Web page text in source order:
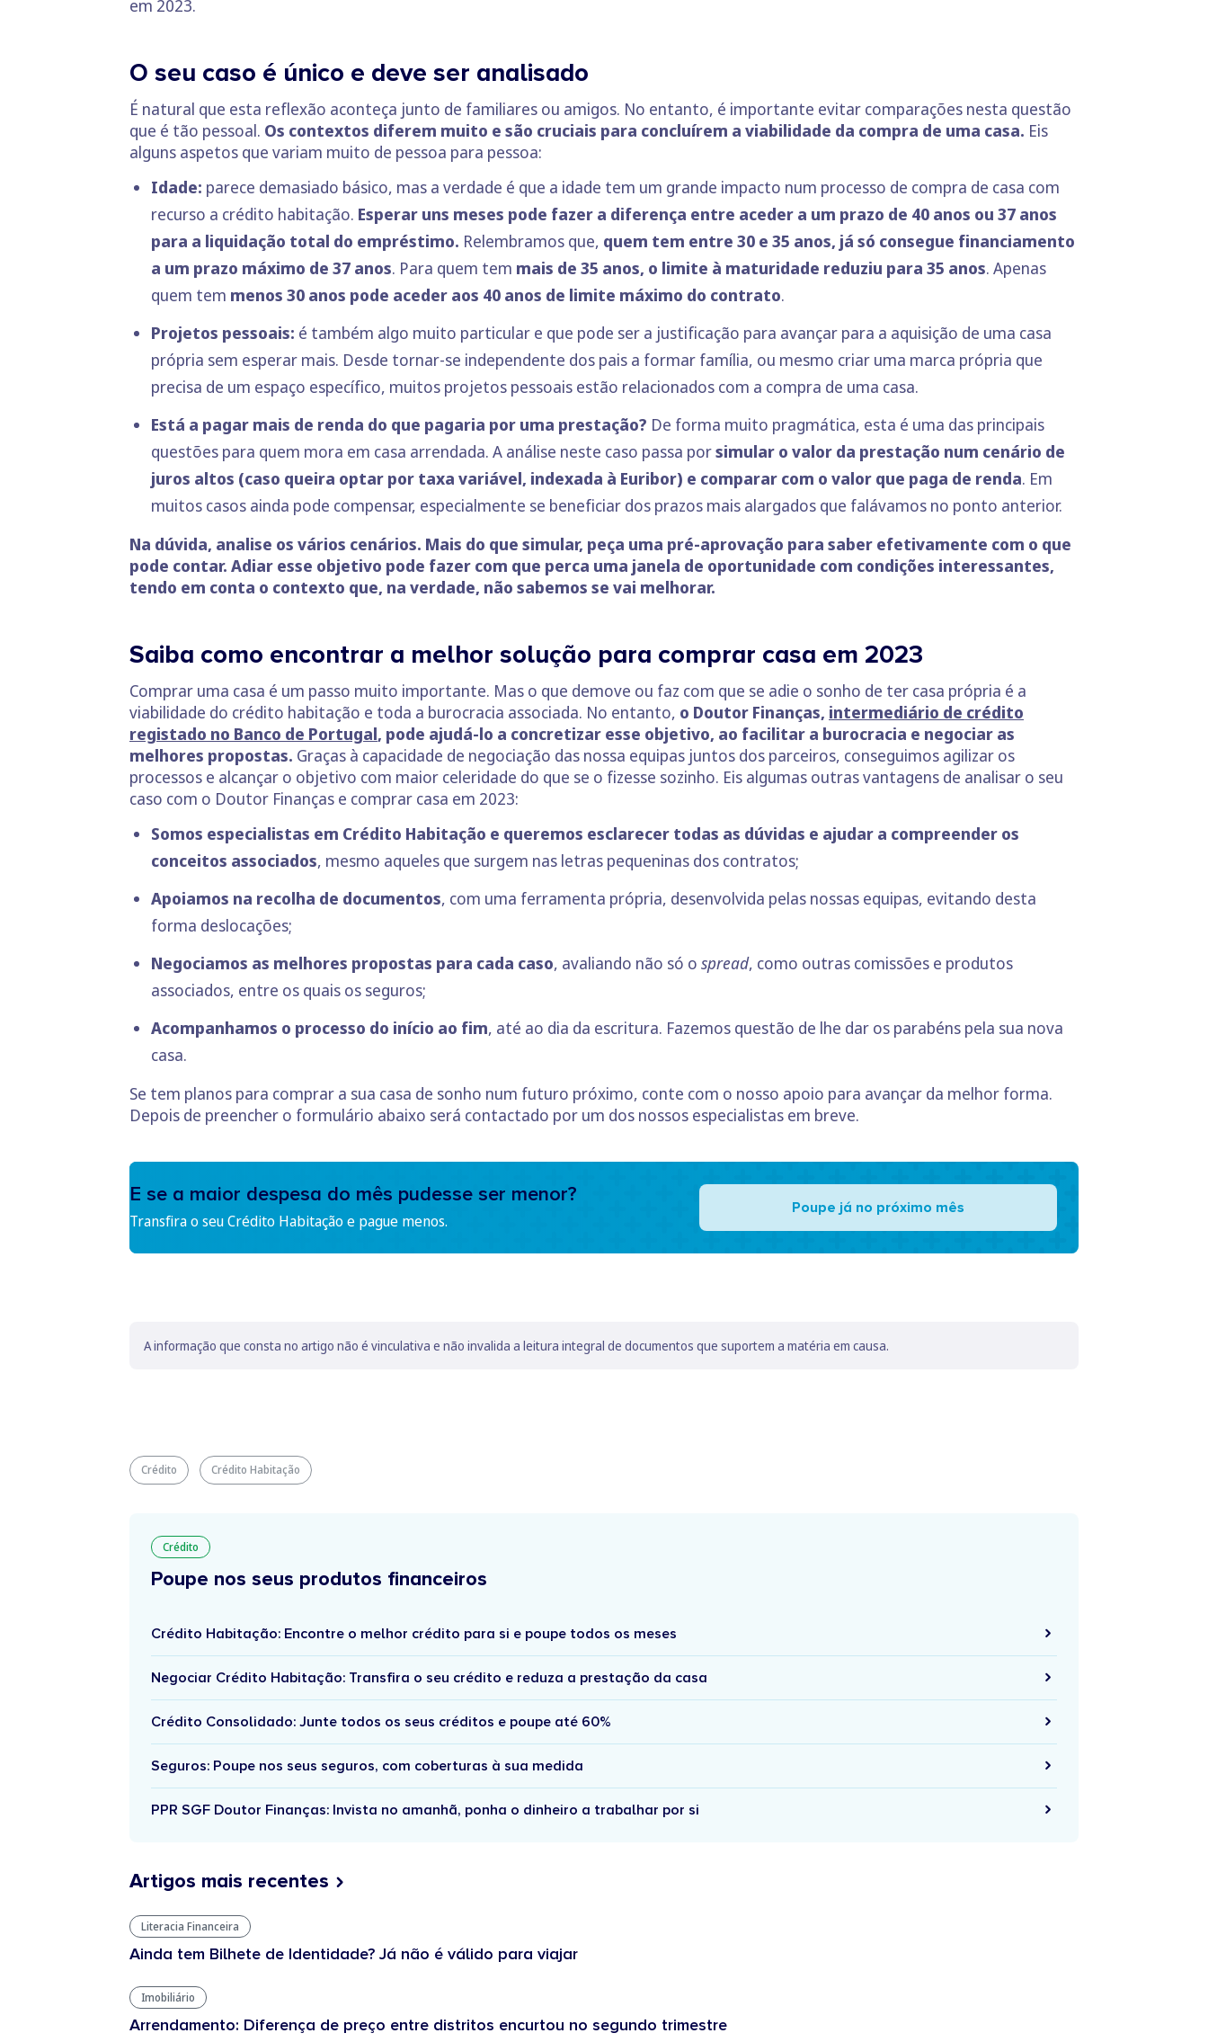
em 2023.
O seu caso é único e deve ser analisado
É natural que esta reflexão aconteça junto de familiares ou amigos. No entanto, é importante evitar comparações nesta questão
que é tão pessoal. Os contextos diferem muito e são cruciais para concluírem a viabilidade da compra de uma casa. Eis
alguns aspetos que variam muito de pessoa para pessoa:
Idade: parece demasiado básico, mas a verdade é que a idade tem um grande impacto num processo de compra de casa com
recurso a crédito habitação. Esperar uns meses pode fazer a diferença entre aceder a um prazo de 40 anos ou 37 anos
para a liquidação total do empréstimo. Relembramos que, quem tem entre 30 e 35 anos, já só consegue financiamento
a um prazo máximo de 37 anos. Para quem tem mais de 35 anos, o limite à maturidade reduziu para 35 anos. Apenas
quem tem menos 30 anos pode aceder aos 40 anos de limite máximo do contrato.
Projetos pessoais: é também algo muito particular e que pode ser a justificação para avançar para a aquisição de uma casa
própria sem esperar mais. Desde tornar-se independente dos pais a formar família, ou mesmo criar uma marca própria que
precisa de um espaço específico, muitos projetos pessoais estão relacionados com a compra de uma casa.
Está a pagar mais de renda do que pagaria por uma prestação? De forma muito pragmática, esta é uma das principais
questões para quem mora em casa arrendada. A análise neste caso passa porsimular o valor da prestação num cenário de
juros altos (caso queira optar por taxa variável, indexada à Euribor) e comparar com o valor que paga de renda. Em
muitos casos ainda pode compensar, especialmente se beneficiar dos prazos mais alargados que falávamos no ponto anterior.
Na dúvida, analise os vários cenários. Mais do que simular, peça uma pré-aprovação para saber efetivamente com o que
pode contar. Adiar esse objetivo pode fazer com que perca uma janela de oportunidade com condições interessantes,
tendo em conta o contexto que, na verdade, não sabemos se vai melhorar.
Saiba como encontrar a melhor solução para comprar casa em 2023
Comprar uma casa é um passo muito importante. Mas o que demove ou faz com que se adie o sonho de ter casa própria é a
viabilidade do crédito habitação e toda a burocracia associada. No entanto, o Doutor Finanças, intermediário de crédito
registado no Banco de Portugal, pode ajudá-lo a concretizar esse objetivo, ao facilitar a burocracia e negociar as
melhores propostas. Graças à capacidade de negociação das nossa equipas juntos dos parceiros, conseguimos agilizar os
processos e alcançar o objetivo com maior celeridade do que se o fizesse sozinho. Eis algumas outras vantagens de analisar o seu
caso com o Doutor Finanças e comprar casa em 2023:
Somos especialistas em Crédito Habitação e queremos esclarecer todas as dúvidas e ajudar a compreender os
conceitos associados, mesmo aqueles que surgem nas letras pequeninas dos contratos;
Apoiamos na recolha de documentos, com uma ferramenta própria, desenvolvida pelas nossas equipas, evitando desta
forma deslocações;
Negociamos as melhores propostas para cada caso, avaliando não só o spread, como outras comissões e produtos
associados, entre os quais os seguros;
Acompanhamos o processo do início ao fim, até ao dia da escritura. Fazemos questão de lhe dar os parabéns pela sua nova
casa.
Se tem planos para comprar a sua casa de sonho num futuro próximo, conte com o nosso apoio para avançar da melhor forma.
Depois de preencher o formulário abaixo será contactado por um dos nossos especialistas em breve.
E se a maior despesa do mês pudesse ser menor?
Transfira o seu Crédito Habitação e pague menos.
Poupe já no próximo mês
A informação que consta no artigo não é vinculativa e não invalida a leitura integral de documentos que suportem a matéria em causa.
Crédito Crédito Habitação
Crédito
Poupe nos seus produtos financeiros
Crédito Habitação: Encontre o melhor crédito para si e poupe todos os meses
Negociar Crédito Habitação: Transfira o seu crédito e reduza a prestação da casa
Crédito Consolidado: Junte todos os seus créditos e poupe até 60%
Seguros: Poupe nos seus seguros, com coberturas à sua medida
PPR SGF Doutor Finanças: Invista no amanhã, ponha o dinheiro a trabalhar por si
Artigos mais recentes
Literacia Financeira
Ainda tem Bilhete de Identidade? Já não é válido para viajar
Imobiliário
Arrendamento: Diferença de preço entre distritos encurtou no segundo trimestre